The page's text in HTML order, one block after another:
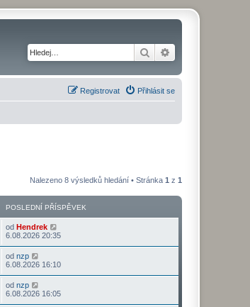
Hledat
Přihlásit se
Registrovat
Nalezeno 8 výsledků hledání • Stránka 1 z 1
POSLEDNÍ PŘÍSPĚVEK
od Hendrek
6.08.2026 20:35
od nzp
6.08.2026 16:10
od nzp
6.08.2026 16:05